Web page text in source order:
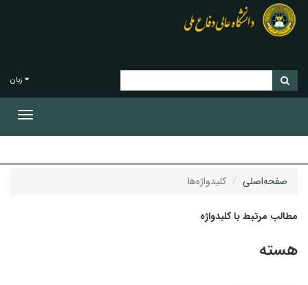
زبان
صفحه‌اصلی کلیدواژه‌ها
مطالب مرتبط با کلیدواژه
هسته